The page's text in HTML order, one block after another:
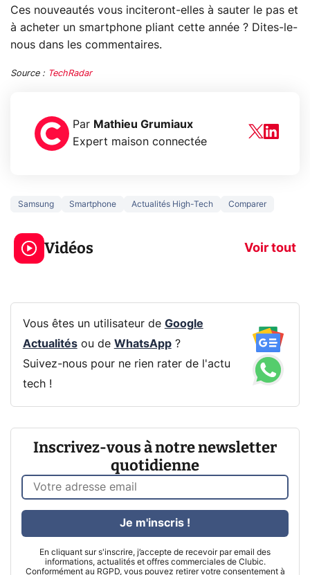
Ces nouveautés vous inciteront-elles à sauter le pas et
à acheter un smartphone pliant cette année ? Dites-le-
nous dans les commentaires.
Source : TechRadar
Par Mathieu Grumiaux
Expert maison connectée
Samsung Smartphone Actualités High-Tech Comparer
Vidéos Voir tout
3 écrans en 1 pour
319€ ? Voici L'AOC
CQ32G4ZA !
5
prochaine
Vous êtes un utilisateur de Google
Actualitésou de WhatsApp?
Suivez-nous pour ne rien rater de l'actu
tech !
Inscrivez-vous à notre newsletter
quotidienne
En cliquant sur s'inscrire, j’accepte de recevoir par email des
informations, actualités et offres commerciales de Clubic.
Conformément au RGPD, vous pouvez retirer votre consentement à
Je m'inscris !